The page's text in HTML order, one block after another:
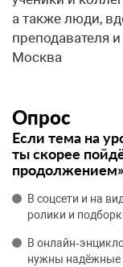
а также люди,
преподавателя
Москва
Опрос
Если тема на
ты скорее
В соцсети и на
ролики и
В
нужны надёжные